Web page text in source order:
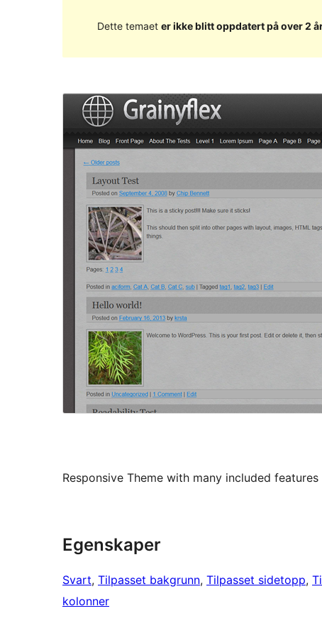
Dette temaet er ikke blitt oppdatert på over 2
Responsive Theme with many included features
Egenskaper
Svart, Tilpasset bakgrunn, Tilpasset sidetopp,
kolonner